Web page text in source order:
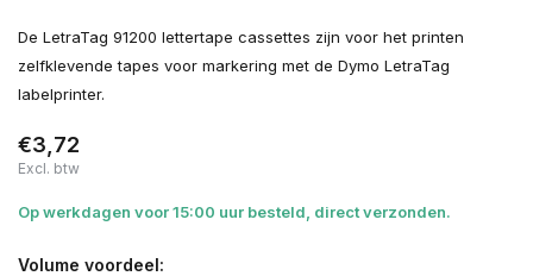
De LetraTag 91200 lettertape cassettes zijn voor het printen
zelfklevende tapes voor markering met de Dymo LetraTag
labelprinter.
€3,72
Excl. btw
Op werkdagen voor 15:00 uur besteld, direct verzonden.
Volume voordeel: